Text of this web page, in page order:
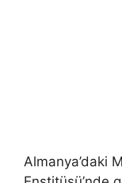
Almanya’daki